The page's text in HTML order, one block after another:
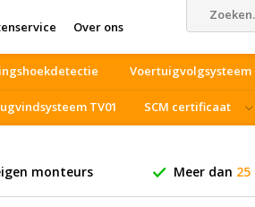
Over ons
Voertuigvolgsysteem
TV01 SCM certificaat
monteurs Meer dan